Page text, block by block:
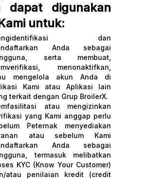
dapat digunakan
untuk:
dan
Anda sebagai
serta membuat,
menonaktifkan,
mengelola akun Anda di
Kami atau Aplikasi lain
terkait dengan Grup BroilerX.
atau mengizinkan
yang Kami anggap perlu
Peternak menyediakan
atau sebelum Kami
Anda sebagai
termasuk melibatkan
KYC (Know Your Customer)
atau penilaian kredit (credit